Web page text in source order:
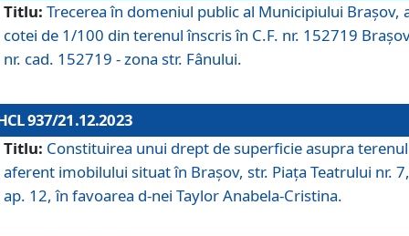
Titlu: Trecerea în domeniul public al Municipiului Braşov,
cotei de 1/100 din terenul înscris în C.F. nr. 152719
nr. cad. 152719 - zona str. Fânului.
937/21.12.2023
Titlu: Constituirea unui drept de superficie asupra
aferent imobilului situat în Brașov, str. Piața Teatrului nr. 7,
ap. 12, în favoarea d-nei Taylor Anabela-Cristina.